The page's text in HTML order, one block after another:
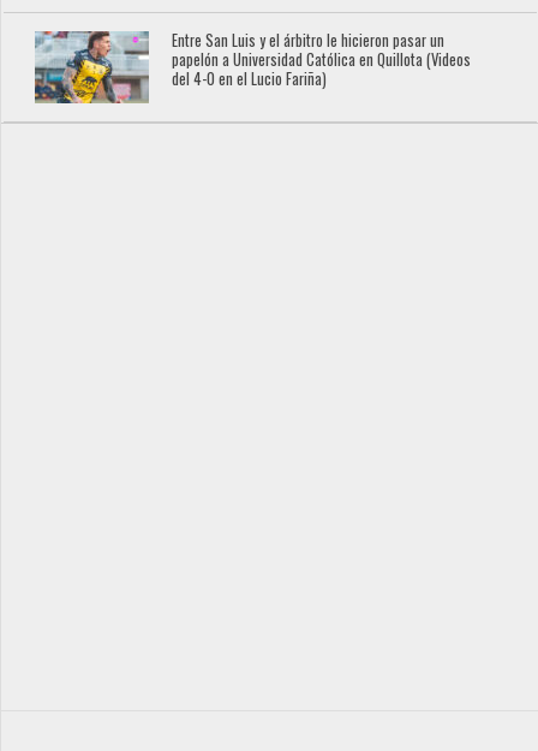
Entre San Luis y el árbitro le hicieron pasar un
papelón a Universidad Católica en Quillota (Videos
del 4-0 en el Lucio Fariña)